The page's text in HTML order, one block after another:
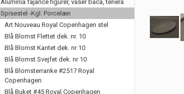
Aluminia fajance figurer, vaser baca, tenera
Spisestel -Kgl. Porcelæn
Art Nouveau Royal Copenhagen stel
Blå Blomst Flettet dek. nr. 10
Blå Blomst Kantet dek. nr 10
Blå Blomst Svejfet dek. nr 10
Blå Blomsterranke #2517 Royal
Copenhagen
Blå Buket #45 Royal Copenhagen